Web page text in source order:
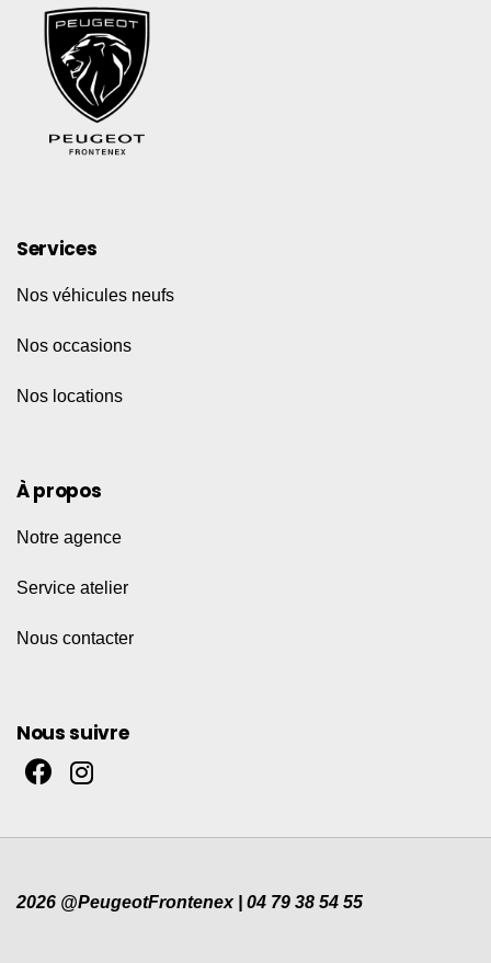
Services
Nos véhicules neufs
Nos occasions
Nos locations
À propos
Notre agence
Service atelier
Nous contacter
Nous suivre
2026 @PeugeotFrontenex | 04 79 38 54 55